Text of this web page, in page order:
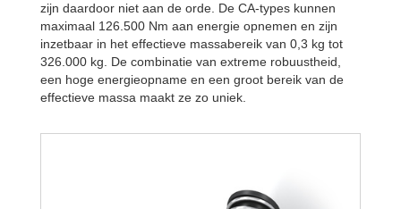
zijn daardoor niet aan de orde. De CA-types kunnen
maximaal 126.500 Nm aan energie opnemen en zijn
inzetbaar in het effectieve massabereik van 0,3 kg tot
326.000 kg. De combinatie van extreme robuustheid,
een hoge energieopname en een groot bereik van de
effectieve massa maakt ze zo uniek.